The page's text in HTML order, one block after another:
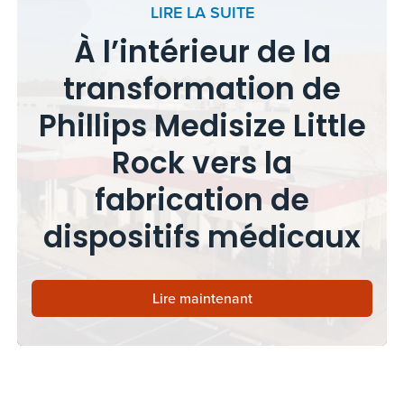
LIRE LA SUITE
À l’intérieur de la
transformation de
Phillips Medisize Little
Rock vers la
fabrication de
dispositifs médicaux
Lire maintenant